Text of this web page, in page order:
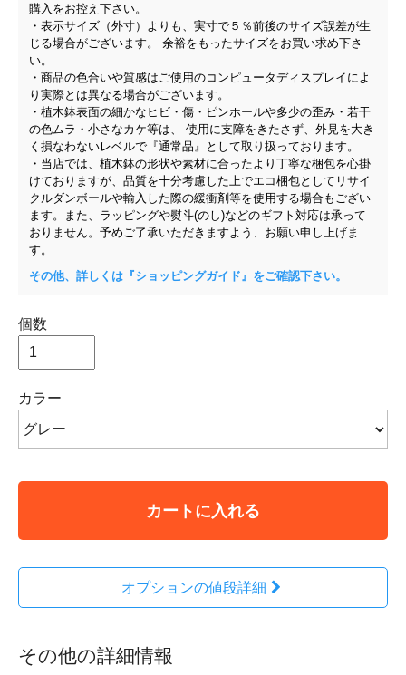
購入をお控え下さい。
・表示サイズ（外寸）よりも、実寸で５％前後のサイズ誤差が生
じる場合がございます。 余裕をもったサイズをお買い求め下さ
い。
・商品の色合いや質感はご使用のコンピュータディスプレイによ
り実際とは異なる場合がございます。
・植木鉢表面の細かなヒビ・傷・ピンホールや多少の歪み・若干
の色ムラ・小さなカケ等は、 使用に支障をきたさず、外見を大き
く損なわないレベルで『通常品』として取り扱っております。
・当店では、植木鉢の形状や素材に合ったより丁寧な梱包を心掛
けておりますが、品質を十分考慮した上でエコ梱包としてリサイ
クルダンボールや輸入した際の緩衝剤等を使用する場合もござい
ます。また、ラッピングや熨斗(のし)などのギフト対応は承って
おりません。予めご了承いただきますよう、お願い申し上げま
す。
その他、詳しくは『ショッピングガイド』をご確認下さい。
個数
カラー
カートに入れる
オプションの値段詳細
その他の詳細情報